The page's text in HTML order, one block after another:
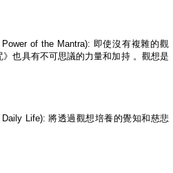
of the Mantra): 即使沒有複雜的觀
也具有不可思議的力量和加持 。觀想是
Daily Life):將透過觀想培養的覺知和慈悲